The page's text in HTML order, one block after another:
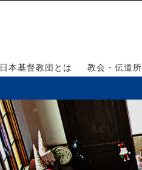
日本基督教団とは 教会・伝道所